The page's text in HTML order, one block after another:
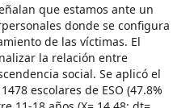
que estamos ante un
donde se configura
de las víctimas. El
la relación entre
social. Se aplicó el
escolares de ESO (47.8%